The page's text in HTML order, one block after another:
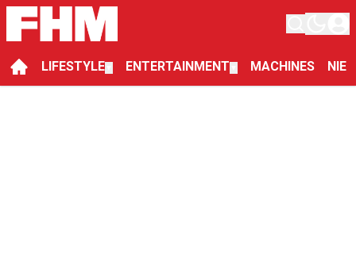
LIFESTYLE ENTERTAINMENT MACHINES